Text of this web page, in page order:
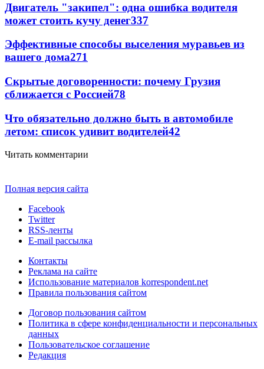
Двигатель "закипел": одна ошибка водителя
может стоить кучу денег337
Эффективные способы выселения муравьев из
вашего дома271
Скрытые договоренности: почему Грузия
сближается с Россией78
Что обязательно должно быть в автомобиле
летом: список удивит водителей42
Читать комментарии
Полная версия сайта
Facebook
Twitter
RSS-ленты
E-mail рассылка
Контакты
Реклама на сайте
Использование материалов korrespondent.net
Правила пользования сайтом
Договор пользования сайтом
Политика в сфере конфиденциальности и персональных
данных
Пользовательское соглашение
Редакция